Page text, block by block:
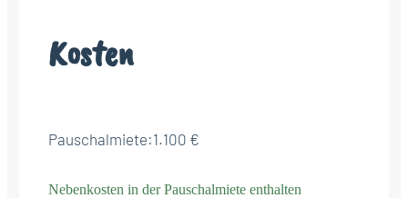
Kosten
Pauschalmiete:1.100 €
Nebenkosten in der Pauschalmiete enthalten